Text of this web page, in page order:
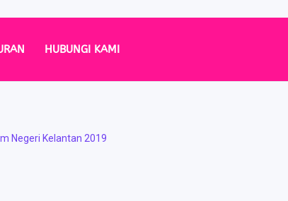
HUBUNGI KAMI
Negeri Kelantan 2019